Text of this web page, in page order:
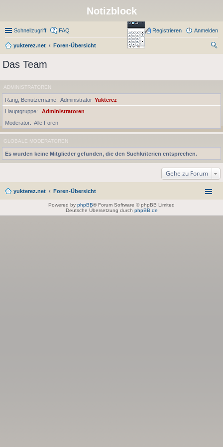
Notizblock
Schnellzugriff FAQ Anmelden
Registrieren
yukterez.net
Foren-Übersicht
Das Team
ADMINISTRATOREN
Rang, Benutzername Administrator Yukterez
Hauptgruppe
Administratoren
Moderator
Alle Foren
GLOBALE MODERATOREN
Es wurden keine Mitglieder gefunden, die den Suchkriterien entsprechen.
Gehe zu Forum
yukterez.net Foren-Übersicht
Powered by phpBB® Forum Software © phpBB Limited
Deutsche Übersetzung durch phpBB.de